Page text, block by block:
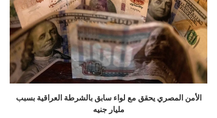
الأمن المصري يحقق مع لواء سابق بالشرطة العراقية بسبب
مليار جنيه